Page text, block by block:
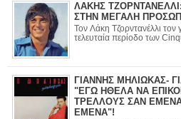
ΛΑΚΗΣ
ΣΤΗΝ ΜΕΓΑΛΗ
Τον Λάκη Τζορντανέλλι τον γνωρίσαμε σαν τραγουδιστή την
τελευταία περίοδο των
ΓΙΑΝΝΗΣ ΜΗΛΙΩΚΑΣ-
"ΕΓΩ ΗΘΕΛΑ ΝΑ
ΤΡΕΛΛΟΥΣ ΣΑΝ ΕΜΕΝΑ ΚΑΙ ΒΡΗΚΑ 8.000.000
ΕΜΕΝΑ"!